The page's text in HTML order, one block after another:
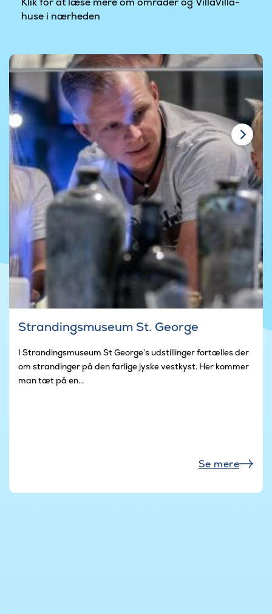
huse i nærheden
Strandingsmuseum St. George
I Strandingsmuseum St George’s udstillinger fortælles der
om strandinger på den farlige jyske vestkyst. Her kommer
man tæt på en...
Se mere